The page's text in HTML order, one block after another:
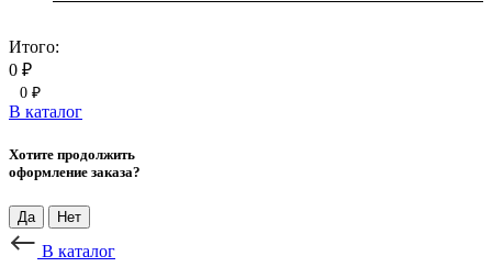
Итого:
0 ₽
0 ₽
В каталог
Хотите продолжить
оформление заказа?
Да Нет
В каталог